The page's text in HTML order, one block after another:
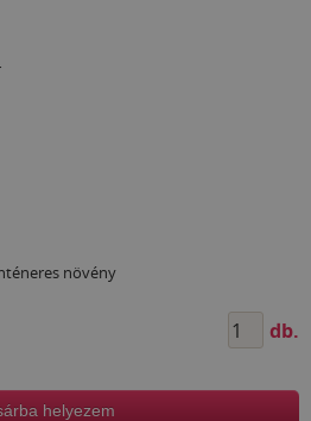
növény
db.
helyezem